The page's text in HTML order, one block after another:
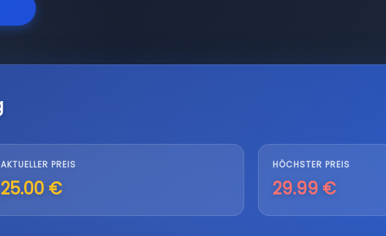
AKTUELLER PREIS
25.00 €
HÖCHSTER PREIS
29.99 €